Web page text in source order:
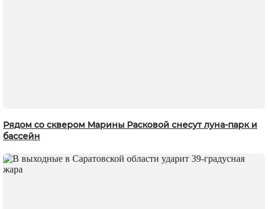
Рядом со сквером Марины Расковой снесут луна-парк и
бассейн